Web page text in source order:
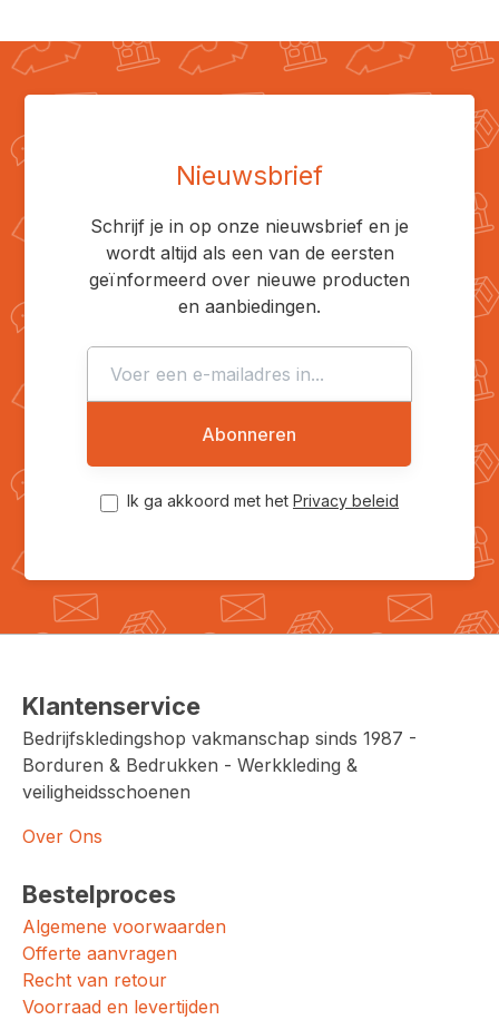
Nieuwsbrief
Schrijf je in op onze nieuwsbrief en je
wordt altijd als een van de eersten
geïnformeerd over nieuwe producten
en aanbiedingen.
Abonneren
Ik ga akkoord met het Privacy beleid
Klantenservice
Bedrijfskledingshop vakmanschap sinds 1987 -
Borduren & Bedrukken - Werkkleding &
veiligheidsschoenen
Over Ons
Bestelproces
Algemene voorwaarden
Offerte aanvragen
Recht van retour
Voorraad en levertijden